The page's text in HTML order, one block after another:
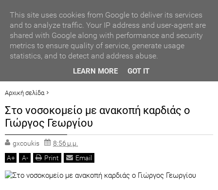
ΒΡΑΒΕΥΣΗ ΣΥΜΜΕΤΕΧΟΝΤΩΝ ΣΧΟΛΕΙΩΝ ΣΤΟΝ ΤΟΠΙΚΟ
Αρχική σελίδα
ΑΘΛΗΤΙΣΜΟΣ
Στο νοσοκομείο με ανακοπή καρδιάς ο Γιώργος Γεωργίου
Στο νοσοκομείο με ανακοπή καρδιάς ο
Γιώργος Γεωργίου
gxcoukis
8:56 μ.μ.
A+ A- Print Email
ΑΥΤΟΔΙΟΙΚΗΣΗ
ΠΟΛΙΤΙΚΗ
ΟΙΚΟΝΟΜΙΑ
ΓΕΓΟΝΟΤΑ
ΠΟΛΙΤ. ΒΗΜΑ
This site uses cookies from Google to deliver its services
and to analyze traffic. Your IP address and user-agent are
shared with Google along with performance and security
metrics to ensure quality of service, generate usage
statistics, and to detect and address abuse.
LEARN MORE GOT IT